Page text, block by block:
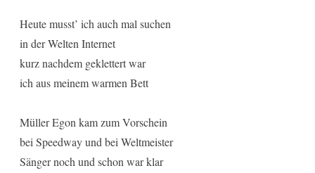
Heute musst’ ich auch mal suchen
in der Welten Internet
kurz nachdem geklettert war
ich aus meinem warmen Bett
Müller Egon kam zum Vorschein
bei Speedway und bei Weltmeister
Sänger noch und schon war klar